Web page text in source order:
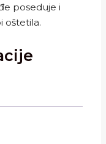
poseduje i
oštetila.